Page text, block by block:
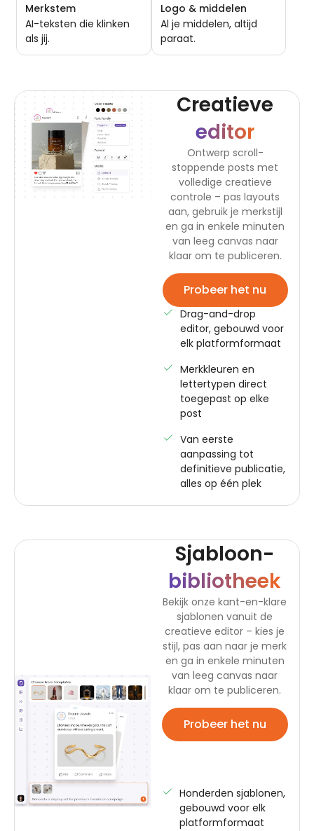
Merkstem
AI-teksten die klinken
als jij.
Logo & middelen
Al je middelen, altijd
paraat.
Creatieve
editor
Ontwerp scroll-
stoppende posts met
volledige creatieve
controle – pas layouts
aan, gebruik je merkstijl
en ga in enkele minuten
van leeg canvas naar
klaar om te publiceren.
Probeer het nu
Drag-and-drop
editor, gebouwd voor
elk platformformaat
Merkkleuren en
lettertypen direct
toegepast op elke
post
Van eerste
aanpassing tot
definitieve publicatie,
alles op één plek
Sjabloon-
bibliotheek
Bekijk onze kant-en-klare
sjablonen vanuit de
creatieve editor – kies je
stijl, pas aan naar je merk
en ga in enkele minuten
van leeg canvas naar
klaar om te publiceren.
Probeer het nu
Honderden sjablonen,
gebouwd voor elk
platformformaat